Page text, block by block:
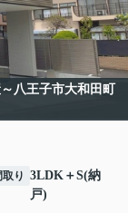
～八王子市大和田町
取り 3LDK＋S(納
戸)